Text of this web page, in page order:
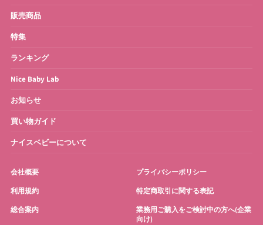
販売商品
特集
ランキング
Nice Baby Lab
お知らせ
買い物ガイド
ナイスベビーについて
会社概要 プライバシーポリシー
利用規約 特定商取引に関する表記
総合案内
業務用ご購入をご検討中の方へ(企業
向け)